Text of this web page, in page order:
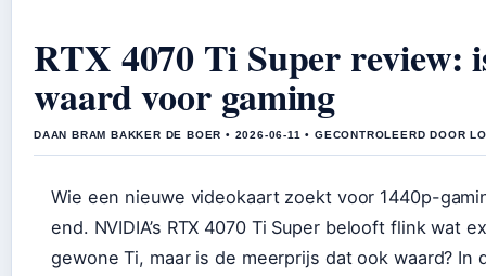
RTX 4070 Ti Super review:
waard voor gaming
DAAN BRAM BAKKER DE BOER • 2026-06-11 • GECONTROLEERD DOOR
Wie een nieuwe videokaart zoekt voor 1440p-
end. NVIDIA’s RTX 4070 Ti Super belooft flink wat
gewone Ti, maar is de meerprijs dat ook waard?